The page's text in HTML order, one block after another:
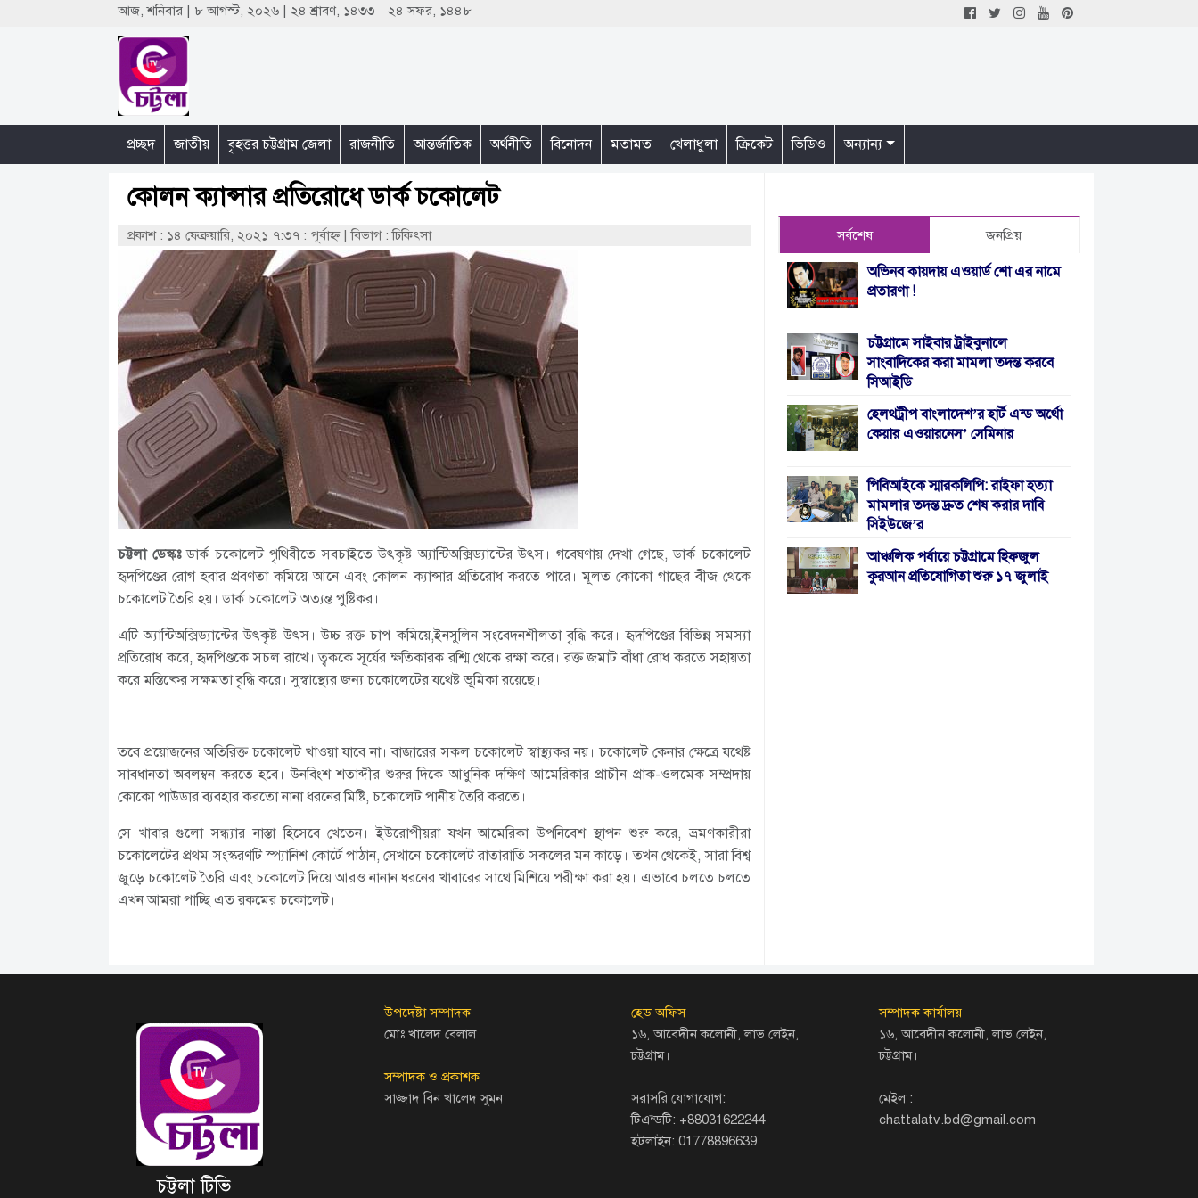
আজ, শনিবার | ৮ আগস্ট, ২০২৬ | ২৪ শ্রাবণ, ১৪৩৩ । ২৪ সফর, ১৪৪৮
প্রচ্ছদ জাতীয় বৃহত্তর চট্টগ্রাম জেলা রাজনীতি আন্তর্জাতিক অর্থনীতি বিনোদন মতামত খেলাধুলা ক্রিকেট ভিডিও অন্যান্য
কোলন ক্যান্সার প্রতিরোধে ডার্ক চকোলেট
প্রকাশ : ১৪ ফেব্রুয়ারি, ২০২১ ৭:৩৭ : পূর্বাহ্ণ |বিভাগ : চিকিৎসা
চট্টলা ডেস্কঃডার্ক চকোলেট পৃথিবীতে সবচাইতে উৎকৃষ্ট অ্যান্টিঅক্সিড্যান্টের উৎস। গবেষণায় দেখা গেছে, ডার্ক চকোলেট
হৃদপিণ্ডের রোগ হবার প্রবণতা কমিয়ে আনে এবং কোলন ক্যান্সার প্রতিরোধ করতে পারে। মূলত কোকো গাছের বীজ থেকে
চকোলেট তৈরি হয়। ডার্ক চকোলেট অত্যন্ত পুষ্টিকর।
এটি অ্যান্টিঅক্সিড্যান্টের উৎকৃষ্ট উৎস। উচ্চ রক্ত চাপ কমিয়ে,ইনসুলিন সংবেদনশীলতা বৃদ্ধি করে। হৃদপিণ্ডের বিভিন্ন সমস্যা
প্রতিরোধ করে, হৃদপিণ্ডকে সচল রাখে। ত্বককে সূর্যের ক্ষতিকারক রশ্মি থেকে রক্ষা করে। রক্ত জমাট বাঁধা রোধ করতে সহায়তা
করে মস্তিষ্কের সক্ষমতা বৃদ্ধি করে। সুস্বাস্থ্যের জন্য চকোলেটের যথেষ্ট ভূমিকা রয়েছে।
তবে প্রয়োজনের অতিরিক্ত চকোলেট খাওয়া যাবে না। বাজারের সকল চকোলেট স্বাস্থ্যকর নয়। চকোলেট কেনার ক্ষেত্রে যথেষ্ট
সাবধানতা অবলম্বন করতে হবে। উনবিংশ শতাব্দীর শুরুর দিকে আধুনিক দক্ষিণ আমেরিকার প্রাচীন প্রাক-ওলমেক সম্প্রদায়
কোকো পাউডার ব্যবহার করতো নানা ধরনের মিষ্টি, চকোলেট পানীয় তৈরি করতে।
সে খাবার গুলো সন্ধ্যার নাস্তা হিসেবে খেতেন। ইউরোপীয়রা যখন আমেরিকা উপনিবেশ স্থাপন শুরু করে, ভ্রমণকারীরা
চকোলেটের প্রথম সংস্করণটি স্প্যানিশ কোর্টে পাঠান, সেখানে চকোলেট রাতারাতি সকলের মন কাড়ে। তখন থেকেই, সারা বিশ্ব
জুড়ে চকোলেট তৈরি এবং চকোলেট দিয়ে আরও নানান ধরনের খাবারের সাথে মিশিয়ে পরীক্ষা করা হয়। এভাবে চলতে চলতে
এখন আমরা পাচ্ছি এত রকমের চকোলেট।
সর্বশেষ জনপ্রিয়
অভিনব কায়দায় এওয়ার্ড শো এর নামে
প্রতারণা !
চট্টগ্রামে সাইবার ট্রাইবুনালে
সাংবাদিকের করা মামলা তদন্ত করবে
সিআইডি
হেলথট্রীপ বাংলাদেশ’র হার্ট এন্ড অর্থো
কেয়ার এওয়ারনেস’ সেমিনার
পিবিআইকে স্মারকলিপি: রাইফা হত্যা
মামলার তদন্ত দ্রুত শেষ করার দাবি
সিইউজে’র
আঞ্চলিক পর্যায়ে চট্টগ্রামে হিফজুল
কুরআন প্রতিযোগিতা শুরু ১৭ জুলাই
চট্টলা টিভি
উপদেষ্টা সম্পাদক
মোঃ খালেদ বেলাল
সম্পাদক ও প্রকাশক
সাজ্জাদ বিন খালেদ সুমন
হেড অফিস
১৬, আবেদীন কলোনী, লাভ লেইন,
চট্টগ্রাম।
সরাসরি যোগাযোগ:
টিএন্ডটি: +88031622244
হটলাইন: 01778896639
সম্পাদক কার্যালয়
১৬, আবেদীন কলোনী, লাভ লেইন,
চট্টগ্রাম।
মেইল :
chattalatv.bd@gmail.com